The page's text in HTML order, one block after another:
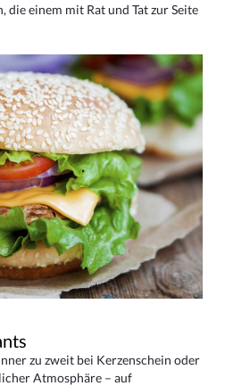
die einem mit Rat und Tat zur Seite
zu zweit bei Kerzenschein oder
Atmosphäre – auf